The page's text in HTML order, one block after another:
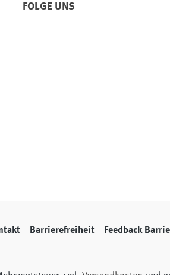
FOLGE UNS
Barrierefreiheit Feedback